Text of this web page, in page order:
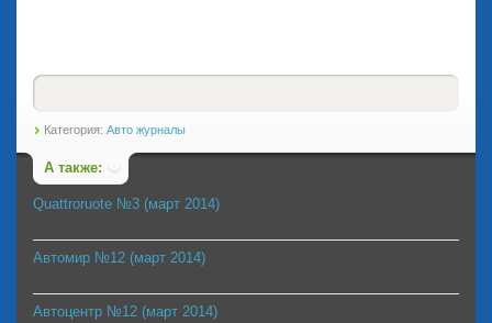
Категория: Авто журналы
А также:
Quattroruote №3 (март 2014)
Автомир №12 (март 2014)
Автоцентр №12 (март 2014)